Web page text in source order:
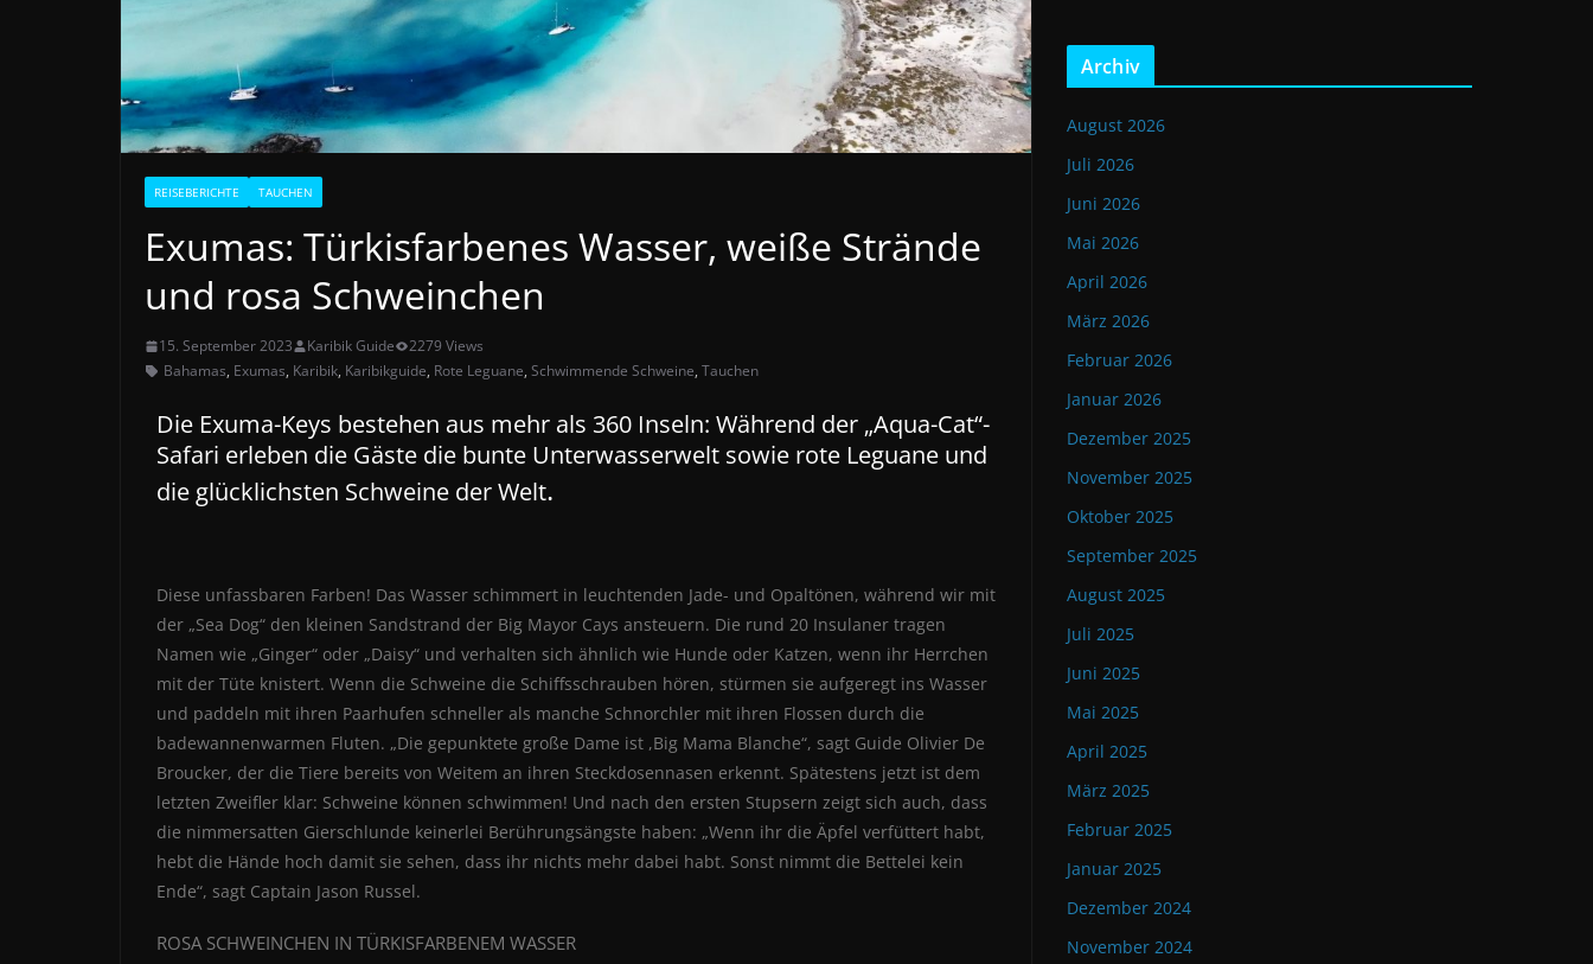
REISEBERICHTE TAUCHEN
Exumas: Türkisfarbenes Wasser, weiße Strände
und rosa Schweinchen
15. September 2023 Karibik Guide
2279 Views
Bahamas, Exumas, Karibik, Karibikguide, Rote Leguane, Schwimmende Schweine, Tauchen
Die Exuma-Keys bestehen aus mehr als 360 Inseln: Während der „Aqua-Cat“-
Safari erleben die Gäste die bunte Unterwasserwelt sowie rote Leguane und
die glücklichsten Schweine der Welt.
Diese unfassbaren Farben! Das Wasser schimmert in leuchtenden Jade- und Opaltönen, während wir mit
der „Sea Dog“ den kleinen Sandstrand der Big Mayor Cays ansteuern. Die rund 20 Insulaner tragen
Namen wie „Ginger“ oder „Daisy“ und verhalten sich ähnlich wie Hunde oder Katzen, wenn ihr Herrchen
mit der Tüte knistert. Wenn die Schweine die Schiffsschrauben hören, stürmen sie aufgeregt ins Wasser
und paddeln mit ihren Paarhufen schneller als manche Schnorchler mit ihren Flossen durch die
badewannenwarmen Fluten. „Die gepunktete große Dame ist ,Big Mama Blanche“, sagt Guide Olivier De
Broucker, der die Tiere bereits von Weitem an ihren Steckdosennasen erkennt. Spätestens jetzt ist dem
letzten Zweifler klar: Schweine können schwimmen! Und nach den ersten Stupsern zeigt sich auch, dass
die nimmersatten Gierschlunde keinerlei Berührungsängste haben: „Wenn ihr die Äpfel verfüttert habt,
hebt die Hände hoch damit sie sehen, dass ihr nichts mehr dabei habt. Sonst nimmt die Bettelei kein
Ende“, sagt Captain Jason Russel.
ROSA SCHWEINCHEN IN TÜRKISFARBENEM WASSER
Archiv
August 2026
Juli 2026
Juni 2026
Mai 2026
April 2026
März 2026
Februar 2026
Januar 2026
Dezember 2025
November 2025
Oktober 2025
September 2025
August 2025
Juli 2025
Juni 2025
Mai 2025
April 2025
März 2025
Februar 2025
Januar 2025
Dezember 2024
November 2024